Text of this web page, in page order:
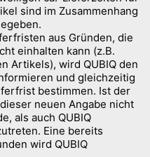
sind im Zusammenhang
aus Gründen, die
einhalten kann (z.B.
Artikels), wird QUBIQ den
und gleichzeitig
bestimmen. Ist der
neuen Angabe nicht
als auch QUBIQ
Eine bereits
wird QUBIQ